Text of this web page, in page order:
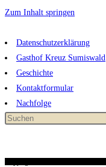
Zum Inhalt springen
Datenschutzerklärung
Gasthof Kreuz Sumiswald
Geschichte
Kontaktformular
Nachfolge